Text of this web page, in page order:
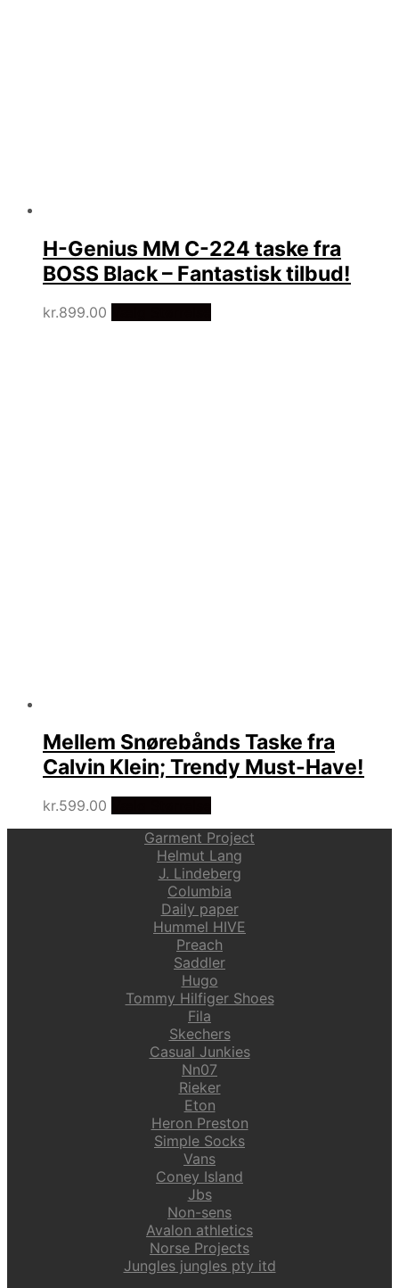
H-Genius MM C-224 taske fra
BOSS Black – Fantastisk tilbud!
kr.899.00
Mellem Snørebånds Taske fra
Calvin Klein; Trendy Must-Have!
kr.599.00
Garment Project
Helmut Lang
J. Lindeberg
Columbia
Daily paper
Hummel HIVE
Preach
Saddler
Hugo
Tommy Hilfiger Shoes
Fila
Skechers
Casual Junkies
Nn07
Rieker
Eton
Heron Preston
Simple Socks
Vans
Coney Island
Jbs
Non-sens
Avalon athletics
Norse Projects
Jungles jungles pty itd